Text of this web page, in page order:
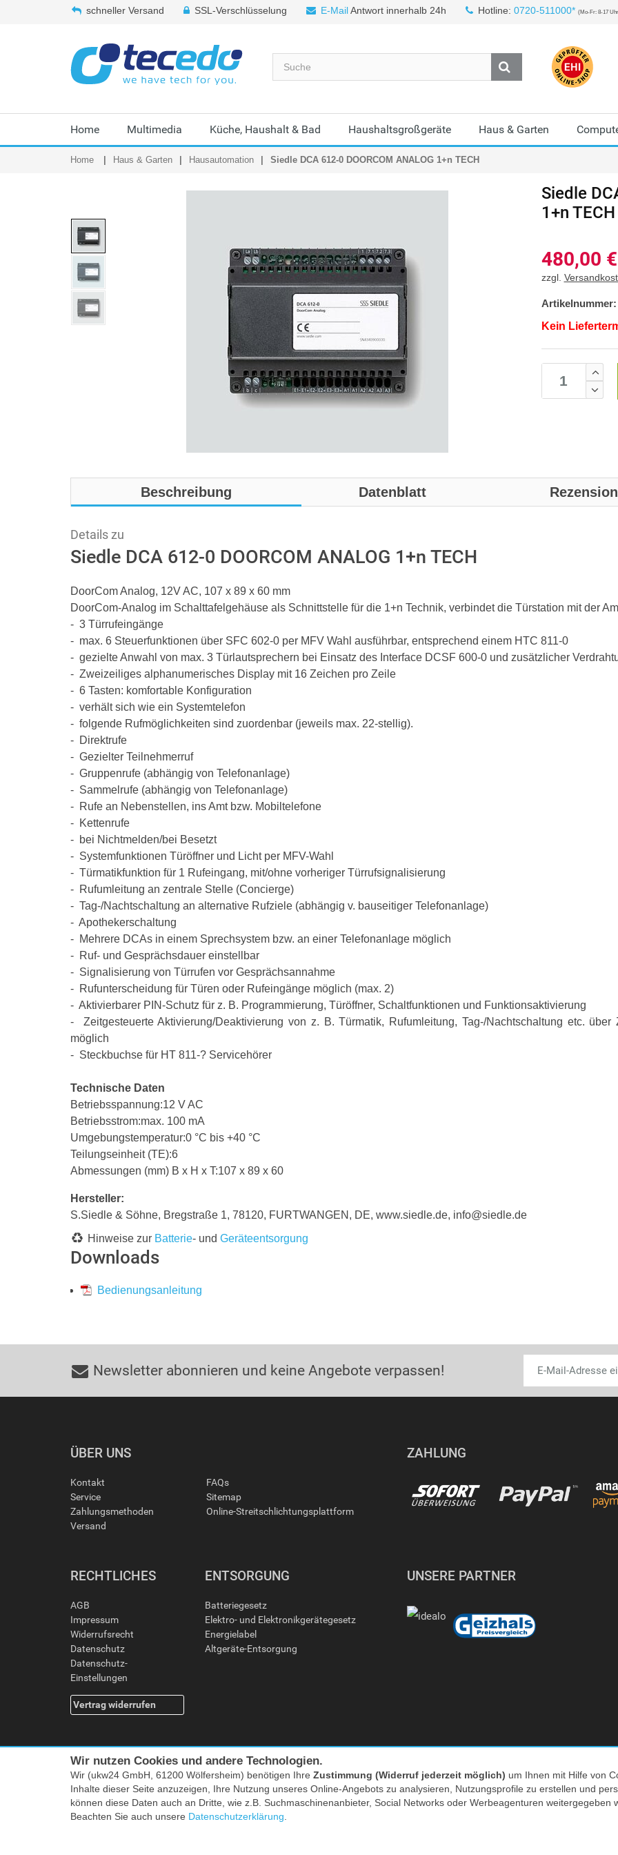
schneller Versand SSL-Verschlüsselung E-MailAntwort innerhalb 24h Hotline: 0720-511000* (Mo-Fr: 8-17
Home Multimedia Küche, Haushalt & Bad Haushaltsgroßgeräte Haus & Garten
Home Haus & Garten Hausautomation Siedle DCA 612-0 DOORCOM ANALOG 1+n TECH
Siedle
1+n TECH
480,00 €
zzgl.
Artikelnummer:
Kein
Beschreibung Datenblatt
Details zu
Siedle DCA 612-0 DOORCOM ANALOG 1+n TECH
DoorCom Analog, 12V AC, 107 x 89 x 60 mm
DoorCom-Analog im Schalttafelgehäuse als Schnittstelle für die 1+n Technik, verbindet die Türstation mit der
- 3 Türrufeingänge
- max. 6 Steuerfunktionen über SFC 602-0 per MFV Wahl ausführbar, entsprechend einem HTC 811-0
- gezielte Anwahl von max. 3 Türlautsprechern bei Einsatz des Interface DCSF 600-0 und zusätzlicher
- Zweizeiliges alphanumerisches Display mit 16 Zeichen pro Zeile
- 6 Tasten: komfortable Konfiguration
- verhält sich wie ein Systemtelefon
- folgende Rufmöglichkeiten sind zuordenbar (jeweils max. 22-stellig).
- Direktrufe
- Gezielter Teilnehmerruf
- Gruppenrufe (abhängig von Telefonanlage)
- Sammelrufe (abhängig von Telefonanlage)
- Rufe an Nebenstellen, ins Amt bzw. Mobiltelefone
- Kettenrufe
- bei Nichtmelden/bei Besetzt
- Systemfunktionen Türöffner und Licht per MFV-Wahl
- Türmatikfunktion für 1 Rufeingang, mit/ohne vorheriger Türrufsignalisierung
- Rufumleitung an zentrale Stelle (Concierge)
- Tag-/Nachtschaltung an alternative Rufziele (abhängig v. bauseitiger Telefonanlage)
- Apothekerschaltung
- Mehrere DCAs in einem Sprechsystem bzw. an einer Telefonanlage möglich
- Ruf- und Gesprächsdauer einstellbar
- Signalisierung von Türrufen vor Gesprächsannahme
- Rufunterscheidung für Türen oder Rufeingänge möglich (max. 2)
- Aktivierbarer PIN-Schutz für z. B. Programmierung, Türöffner, Schaltfunktionen und Funktionsaktivierung
- Zeitgesteuerte Aktivierung/Deaktivierung von z. B. Türmatik, Rufumleitung, Tag-/Nachtschaltung etc.
möglich
- Steckbuchse für HT 811-? Servicehörer
Technische Daten
Betriebsspannung:12 V AC
Betriebsstrom:max. 100 mA
Umgebungstemperatur:0 °C bis +40 °C
Teilungseinheit (TE):6
Abmessungen (mm) B x H x T:107 x 89 x 60
Hersteller:
S.Siedle & Söhne, Bregstraße 1, 78120, FURTWANGEN, DE, www.siedle.de, info@siedle.de
Hinweise zur Batterie- und Geräteentsorgung
Downloads
Bedienungsanleitung
Newsletter abonnieren und keine Angebote verpassen!
ÜBER UNS
Kontakt
Service
Zahlungsmethoden
Versand
FAQs
Sitemap
Online-Streitschlichtungsplattform
ZAHLUNG
RECHTLICHES
AGB
Impressum
Widerrufsrecht
Datenschutz
Datenschutz-
Einstellungen
Vertrag widerrufen
ENTSORGUNG
Batteriegesetz
Elektro- und Elektronikgerätegesetz
Energielabel
Altgeräte-Entsorgung
UNSERE PARTNER
Facebook|twitter
Alle Preise inkl. MwSt. zzgl. Versand | *) Unverbindliche Preisempfehlung | **) Ehemaliger
Wir nutzen Cookies und andere Technologien.
Wir (ukw24 GmbH, 61200 Wölfersheim) benötigen Ihre Zustimmung (Widerruf jederzeit möglich) um Ihnen mit Hilfe von
Inhalte dieser Seite anzuzeigen, Ihre Nutzung unseres Online-Angebots zu analysieren, Nutzungsprofile zu erstellen und
können diese Daten auch an Dritte, wie z.B. Suchmaschinenanbieter, Social Networks oder Werbeagenturen
Beachten Sie auch unsere Datenschutzerklärung.